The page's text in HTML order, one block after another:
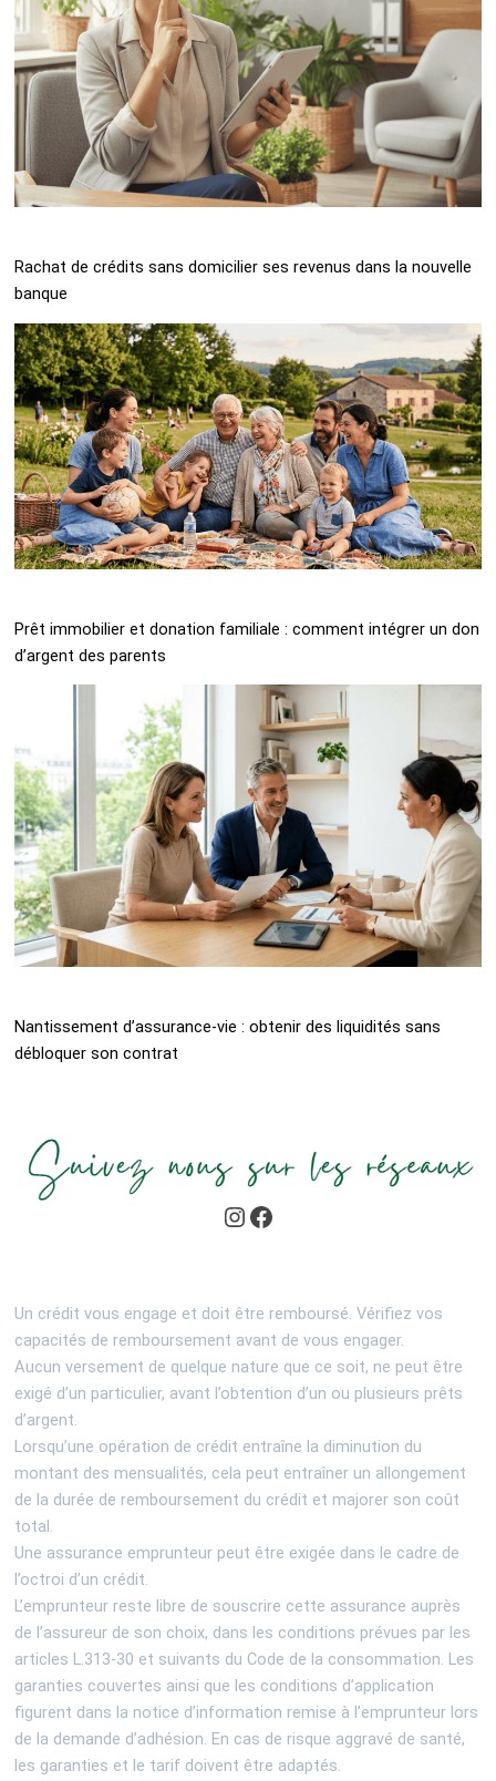
Rachat de crédits sans domicilier ses revenus dans la nouvelle
banque
Prêt immobilier et donation familiale : comment intégrer un don
d’argent des parents
Nantissement d’assurance-vie : obtenir des liquidités sans
débloquer son contrat
Un crédit vous engage et doit être remboursé. Vérifiez vos
capacités de remboursement avant de vous engager.
Aucun versement de quelque nature que ce soit, ne peut être
exigé d’un particulier, avant l’obtention d’un ou plusieurs prêts
d’argent.
Lorsqu’une opération de crédit entraîne la diminution du
montant des mensualités, cela peut entraîner un allongement
de la durée de remboursement du crédit et majorer son coût
total.
Une assurance emprunteur peut être exigée dans le cadre de
l’octroi d’un crédit.
L’emprunteur reste libre de souscrire cette assurance auprès
de l’assureur de son choix, dans les conditions prévues par les
articles L.313-30 et suivants du Code de la consommation. Les
garanties couvertes ainsi que les conditions d’application
figurent dans la notice d’information remise à l’emprunteur lors
de la demande d’adhésion. En cas de risque aggravé de santé,
les garanties et le tarif doivent être adaptés.